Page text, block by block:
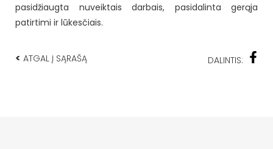
pasidžiaugta nuveiktais darbais, pasidalinta gerąja
patirtimi ir lūkesčiais.
< ATGAL Į SĄRAŠĄ DALINTIS: